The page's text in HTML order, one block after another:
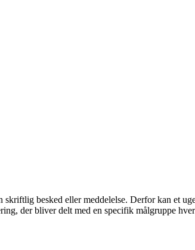
besked eller meddelelse. Derfor kan et
der bliver delt med en specifik målgruppe